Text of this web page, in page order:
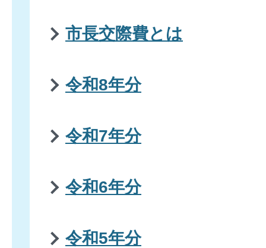
市長交際費とは
令和8年分
令和7年分
令和6年分
令和5年分